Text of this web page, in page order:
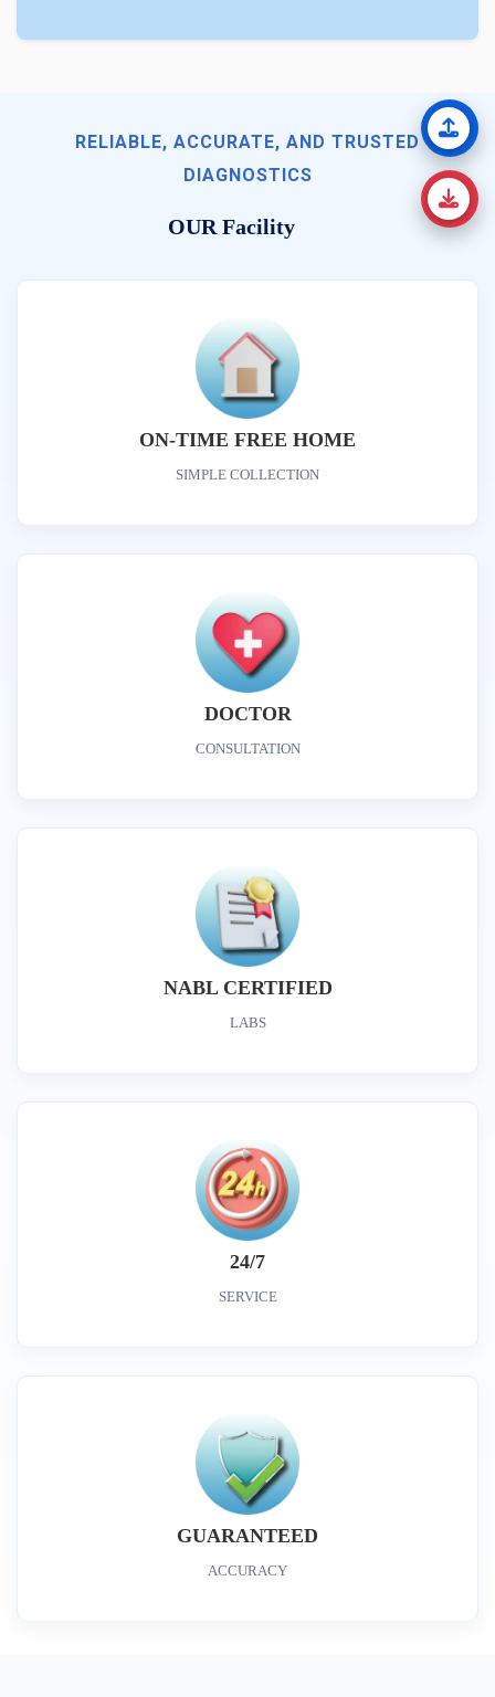
RELIABLE, ACCURATE, AND TRUSTED
DIAGNOSTICS
OUR Facility
ON-TIME FREE HOME
SIMPLE COLLECTION
DOCTOR
CONSULTATION
NABL CERTIFIED
LABS
24/7
SERVICE
GUARANTEED
ACCURACY